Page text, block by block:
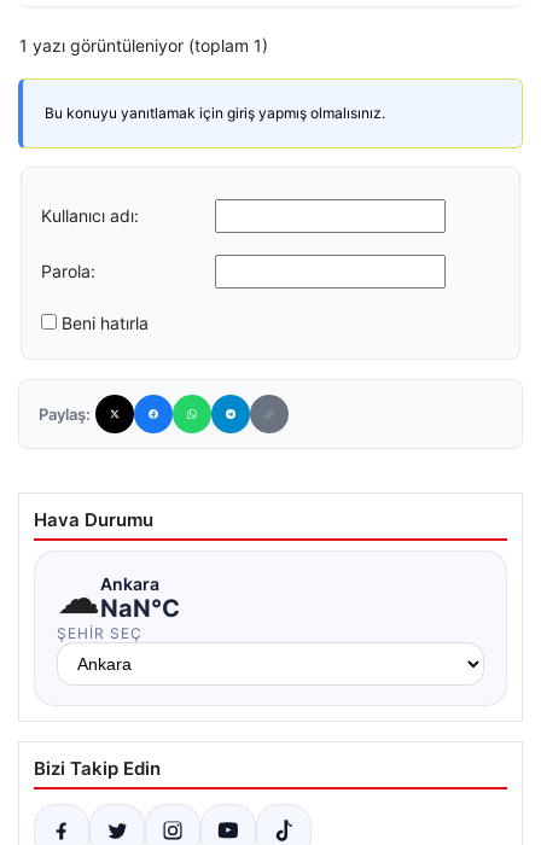
1 yazı görüntüleniyor (toplam 1)
Bu konuyu yanıtlamak için giriş yapmış olmalısınız.
Kullanıcı adı:
Parola:
Beni hatırla
Paylaş:
Hava Durumu
☁Ankara
NaN°C
ŞEHIR SEÇ
Bizi Takip Edin